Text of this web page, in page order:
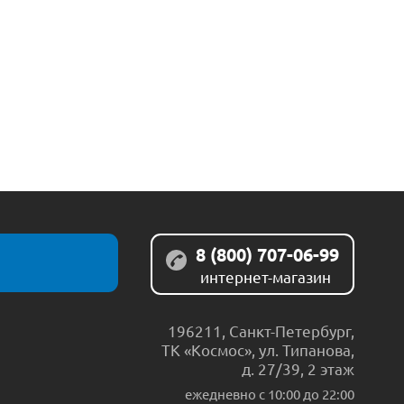
8 (800) 707-06-99
интернет-магазин
196211 Санкт-Петербург,
ТК «Космос», ул. Типанова,
д. 27/39, 2 этаж
ежедневно c 10:00 до 22:00